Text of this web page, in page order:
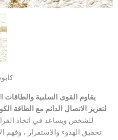
يقاوم القوى السلبية والطاقات
لتعزيز الاتصال الدائم مع الطاقة
للشخص ويساعد في اتخاذ
تحقيق الهدوء والاستقرار ، وفهم